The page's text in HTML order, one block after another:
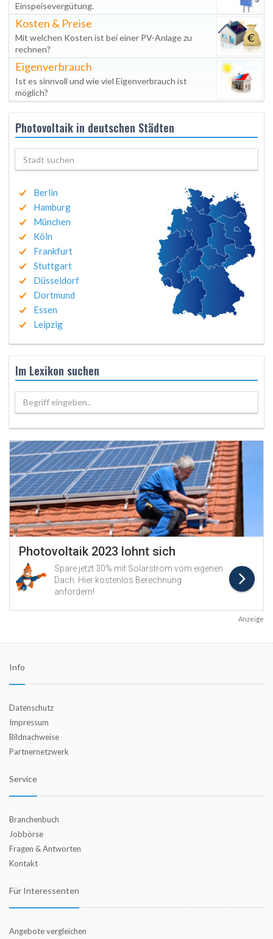
Einspeisevergütung.
Kosten & Preise
Mit welchen Kosten ist bei einer PV-Anlage zu
rechnen?
Eigenverbrauch
Ist es sinnvoll und wie viel Eigenverbrauch ist
möglich?
Photovoltaik in deutschen Städten
Berlin
Hamburg
München
Köln
Frankfurt
Stuttgart
Düsseldorf
Dortmund
Essen
Leipzig
Im Lexikon suchen
Begriff eingeben..
Anzeige
Info
Datenschutz
Impressum
Bildnachweise
Partnernetzwerk
Service
Branchenbuch
Jobbörse
Fragen & Antworten
Kontakt
Für Interessenten
Angebote vergleichen